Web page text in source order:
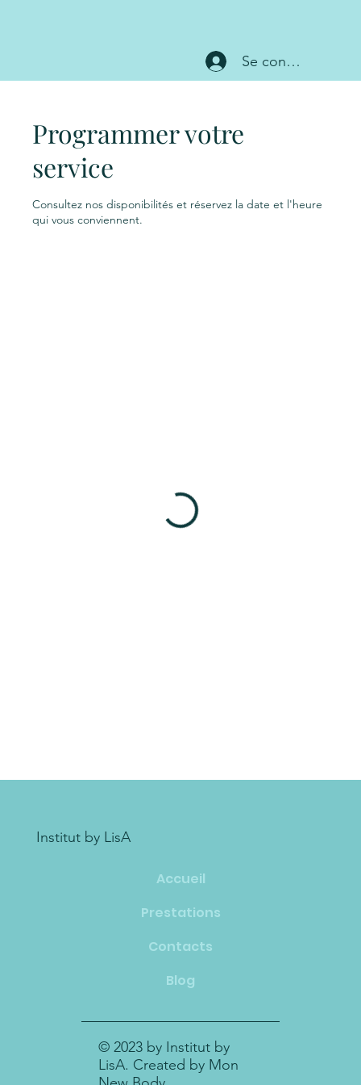
Se connecter
Programmer votre
service
Consultez nos disponibilités et réservez la date et l'heure
qui vous conviennent.
Institut by LisA
Accueil
Prestations
Contacts
Blog
© 2023 by Institut by
LisA. Created by Mon